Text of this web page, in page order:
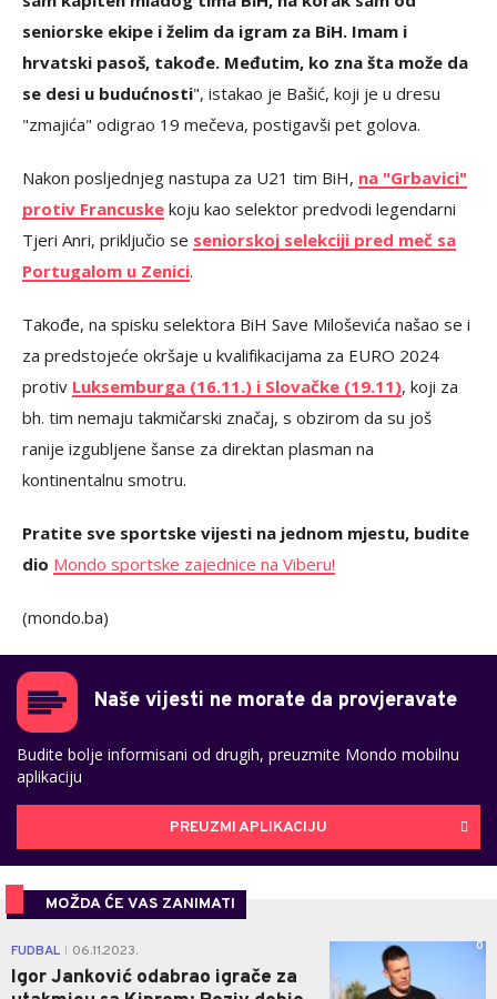
seniorske ekipe i želim da igram za BiH. Imam i
hrvatski pasoš, takođe. Međutim, ko zna šta može da
se desi u budućnosti", istakao je Bašić, koji je u dresu
"zmajića" odigrao 19 mečeva, postigavši pet golova.
Nakon posljednjeg nastupa za U21 tim BiH, na "Grbavici"
protiv Francuske koju kao selektor predvodi legendarni
Tjeri Anri, priključio se seniorskoj selekciji pred meč sa
Portugalom u Zenici.
Takođe, na spisku selektora BiH Save Miloševića našao se i
za predstojeće okršaje u kvalifikacijama za EURO 2024
protiv Luksemburga (16.11.) i Slovačke (19.11), koji za
bh. tim nemaju takmičarski značaj, s obzirom da su još
ranije izgubljene šanse za direktan plasman na
kontinentalnu smotru.
Pratite sve sportske vijesti na jednom mjestu, budite
dio Mondo sportske zajednice na Viberu!
(mondo.ba)
Naše vijesti ne morate da provjeravate
Budite bolje informisani od drugih, preuzmite Mondo mobilnu
aplikaciju
PREUZMI APLIKACIJU
MOŽDA ĆE VAS ZANIMATI
FUDBAL 06.11.2023.
Igor Janković odabrao igrače za
0